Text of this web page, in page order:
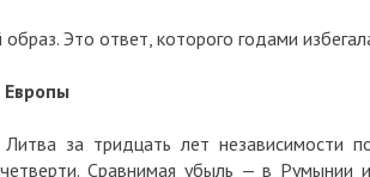
Это ответ, которого годами
Европы
за тридцать лет независимости
Сравнимая убыль — в Румынии